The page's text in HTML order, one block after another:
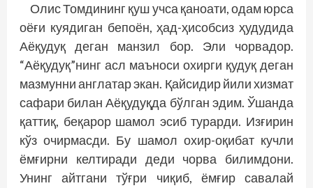
Олис Томдининг қуш учса қаноати, одам юрса
оёғи куядиган бепоён, ҳад-ҳисобсиз ҳудудида
Аёқудуқ деган манзил бор. Эли чорвадор.
“Аёқудуқ”нинг асл маъноси охирги қудуқ деган
мазмунни англатар экан. Қайсидир йили хизмат
сафари билан Аёқудуқда бўлган эдим. Ўшанда
қаттиқ, беқарор шамол эсиб турарди. Изғирин
кўз очирмасди. Бу шамол охир-оқибат кучли
ёмғирни келтиради деди чорва билимдони.
Унинг айтгани тўғри чиқиб, ёмғир савалай